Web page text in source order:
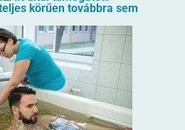
körűen továbbra sem